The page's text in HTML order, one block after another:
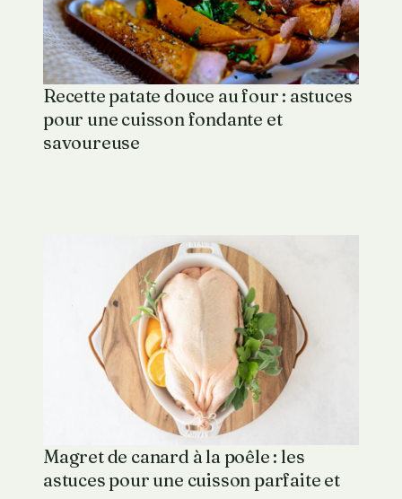
Recette patate douce au four : astuces
pour une cuisson fondante et
savoureuse
Magret de canard à la poêle : les
astuces pour une cuisson parfaite et